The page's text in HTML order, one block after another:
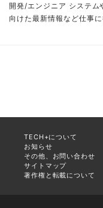
開発/エンジニア システム
向けた最新情報など仕事
TECH+について
お知らせ
その他、お問い合わせ
サイトマップ
著作権と転載について